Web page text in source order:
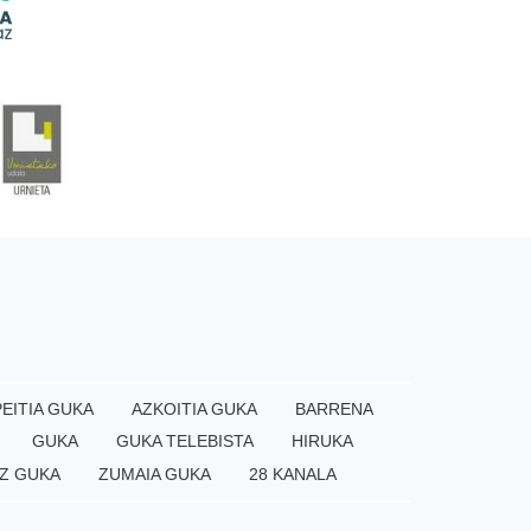
GUKA AZKOITIA GUKA
BARRENA
GUKA GUKA TELEBISTA
HIRUKA
GUKA ZUMAIA GUKA 28 KANALA